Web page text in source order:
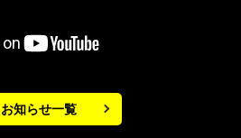
お知らせ一覧